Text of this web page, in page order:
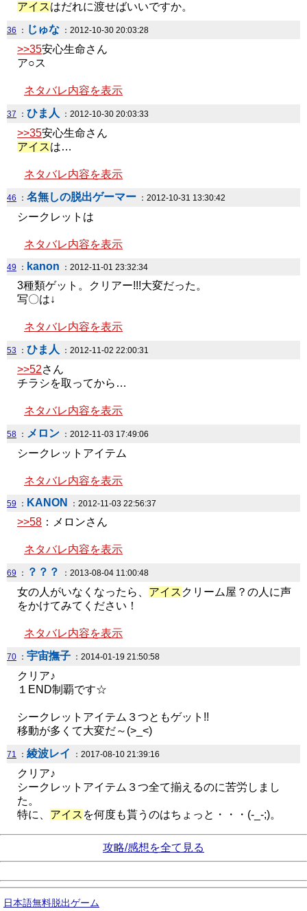
アイスはだれに渡せばいいですか。
36 ： じゅな ：2012-10-30 20:03:28
>>35安心生命さん
ア○ス
ネタバレ内容を表示
37 ： ひま人 ：2012-10-30 20:03:33
>>35安心生命さん
アイスは…
ネタバレ内容を表示
46 ： 名無しの脱出ゲーマー ：2012-10-31 13:30:42
シークレットは
ネタバレ内容を表示
49 ： kanon ：2012-11-01 23:32:34
3種類ゲット。クリアー!!!大変だった。
写〇は↓
ネタバレ内容を表示
53 ： ひま人 ：2012-11-02 22:00:31
>>52さん
チラシを取ってから…
ネタバレ内容を表示
58 ： メロン ：2012-11-03 17:49:06
シークレットアイテム
ネタバレ内容を表示
59 ： KANON ：2012-11-03 22:56:37
>>58 ：メロンさん
ネタバレ内容を表示
69 ： ？？？ ：2013-08-04 11:00:48
女の人がいなくなったら、 アイス クリーム屋？の人に声
をかけてみてください！
ネタバレ内容を表示
70 ： 宇宙撫子 ：2014-01-19 21:50:58
クリア♪
１END制覇です☆
シークレットアイテム３つともゲット!!
移動が多くて大変だ～(>_<)
71 ： 綾波レイ ：2017-08-10 21:39:16
クリア♪
シークレットアイテム３つ全て揃えるのに苦労しまし
た。
特に、 アイス を何度も貰うのはちょっと・・・(-_-;)。
攻略/感想を全て見る
日本語無料脱出ゲーム